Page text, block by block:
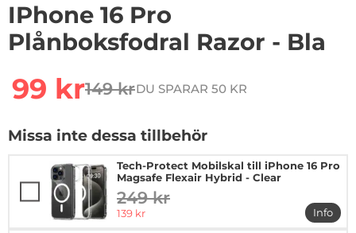
IPhone 16 Pro
Plånboksfodral Razor - Bla
rea pris
99 krtidigare pris
149 krDU SPARAR 50 KR
Missa inte dessa tillbehör
Tech-Protect Mobilskal till iPhone 16 Pro
Magsafe Flexair Hybrid - Clear
tidigare pris
249 kr
rea pris
139 kr
Info
mer